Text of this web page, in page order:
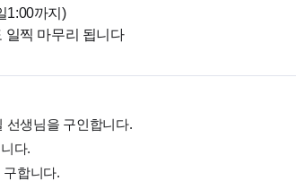
1:00까지)
일찍 마무리 됩니다
선생님을 구인합니다.
다.
구합니다.